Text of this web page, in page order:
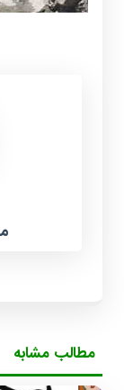
مطالب مشابه